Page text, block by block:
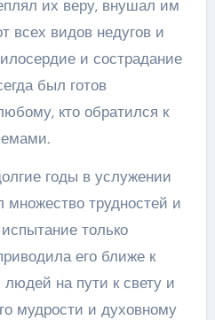
их веру, внушал им
всех видов недугов и
и сострадание
был готов
кто обратился к
годы в услужении
множество трудностей и
только
его ближе к
на пути к свету и
мудрости и духовному